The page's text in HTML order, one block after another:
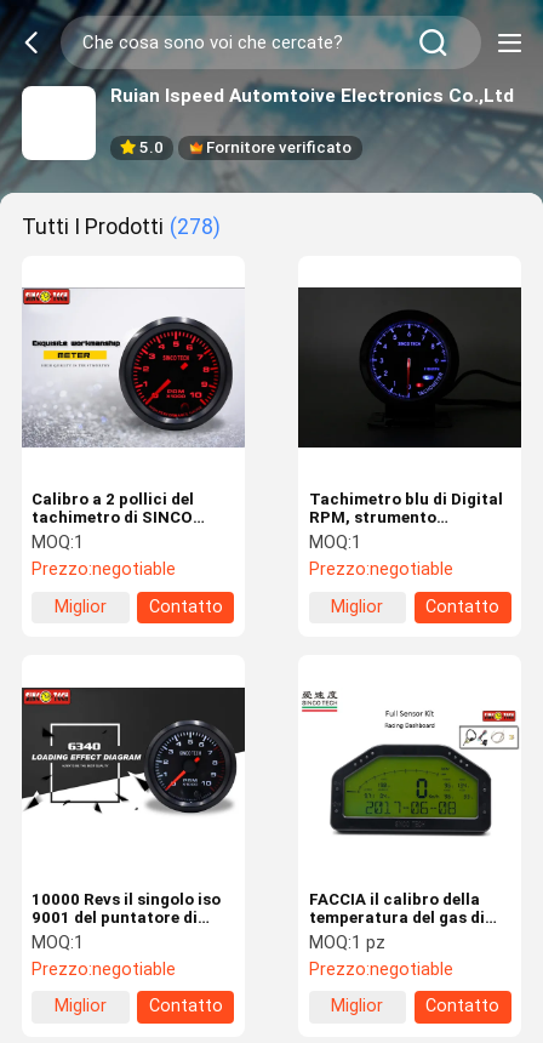
Ruian Ispeed Automtoive Electronics Co.,Ltd
5.0 Fornitore verificato
Tutti I Prodotti (278)
Calibro a 2 pollici del
tachimetro di SINCO
TECH, motore passo a
passo universale del
tester 12v di RPM
MOQ:1
Prezzo:negotiable
Miglior
Contatto
Tachimetro blu di Digital
RPM, strumento
automobilistico della
circolare del tester di
RPM
MOQ:1
Prezzo:negotiable
Miglior
Contatto
10000 Revs il singolo iso
9001 del puntatore di
RPM del calibro
universale del
calibro/52mm giri/min.
MOQ:1
Prezzo:negotiable
Miglior
Contatto
FACCIA il calibro della
temperatura del gas di
scarico 908 con i sensori
0 - di EGT esposizione
1300 del ℃
MOQ:1 pz
Prezzo:negotiable
Miglior
Contatto